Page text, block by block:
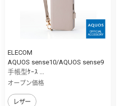
ELECOM
AQUOS sense10/AQUOS sense9
手帳型ｹｰｽ ...
オープン価格
レザー